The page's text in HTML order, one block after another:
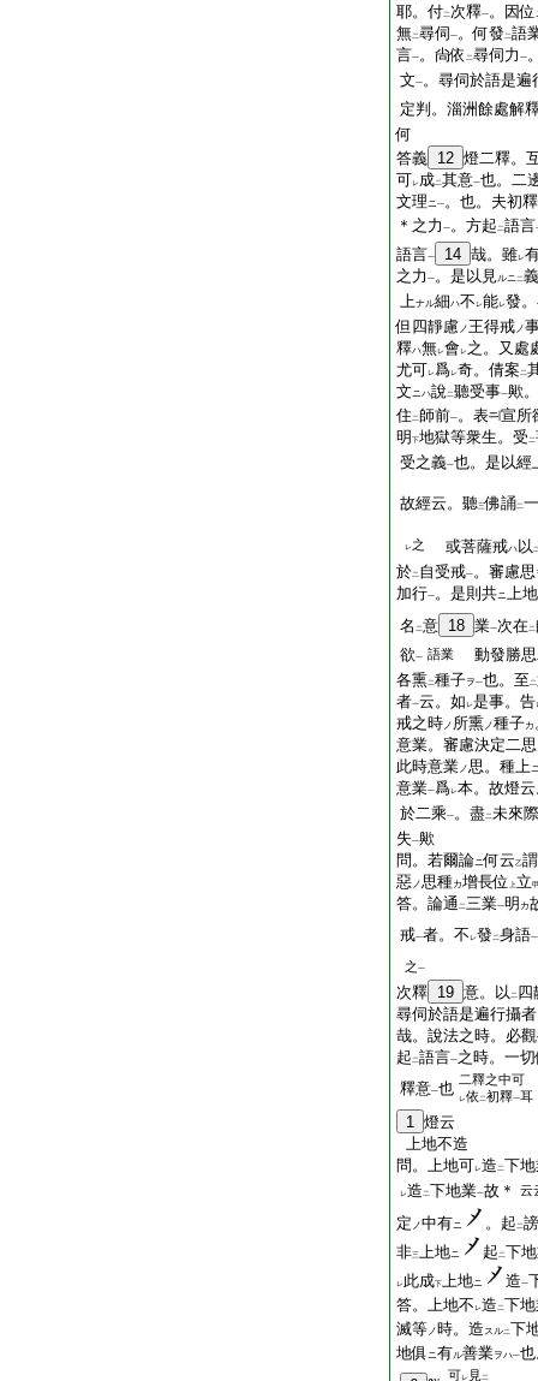
耶。付二次釋一。因位
無二尋伺一。何發 二語
言一。尙依 二尋伺力 一
文一。尋伺於語是遍
定判。淄洲餘處解
何
答義 12 燈二釋。
可レ成二其意一也。二
文理ニ一。也。夫初
＊之力 一。方起 二語言
語言一 14 哉。雖レ
之力 一。是以見ルニ二
上ナル細ハ不 レ能レ發
但四靜慮ノ王得戒ノ
釋ハ無レ會レ之。又處
尤可レ爲レ奇。倩案二
文ニハ說二聽受事一歟
住 二師前一。表
宣所
明 下地獄等衆生。受 二
受之義一也。是以經
故經云。聽三佛誦二
レ之 或菩薩戒ハ 以
於二 自受戒一。審慮思
加行一。是則共ニ上
名 二意 18 業一次在二
欲一 語業 動發勝思
各熏二種子ヲ一也。至 二
者一云。如 レ是事。告
戒之時ノ 所熏ノ種子カ
意業。審慮決定二思
此時意業ノ思。種上
意業一爲レ本。故燈
於二乘一。盡二未來際
失一歟
問。若爾論ニ何云乙
惡ノ思種カ增長位 上 立甲
答。論通 二三業一明 カ
戒一者。不 レ發 二身語一
之 一
次釋 19 意。以 二 四
尋伺於語是遍行攝
哉。說法之時。必觀
起 二語言一之時。一
釋意一也 二釋之中可
レ依二初釋一耳
1 燈云
上地不造
問。上地可レ造 二下
レ造 二下地業一故＊ 云
定 ノ中有ニ 。起 二
非三上地ニ 起 二下
レ此成下上地ニ 造一
答。上地不 レ造 二下
滅等ノ時。造 スル二下
地俱ニ有ル善業ヲハ一
可レ 見 二